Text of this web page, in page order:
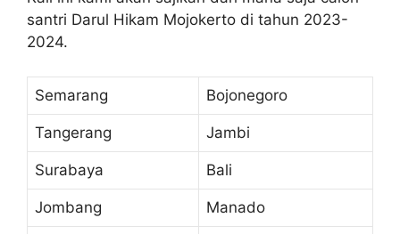
santri Darul Hikam Mojokerto di tahun 2023-
2024.
Semarang Bojonegoro
Tangerang Jambi
Surabaya Bali
Jombang Manado